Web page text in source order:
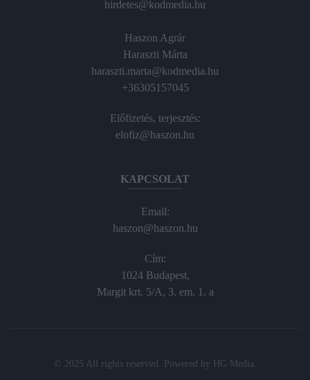
hirdetes@kodmedia.hu
Haszon Agrár
Haraszti Márta
haraszti.marta@kodmedia.hu
+36305157045
Előfizetés, terjesztés:
elofiz@haszon.hu
KAPCSOLAT
Email:
haszon@haszon.hu
Cím:
1024 Budapest,
Margit krt. 5/A, 3. em. 1. a
© 2025 All rights reserved. Powered by HG Media